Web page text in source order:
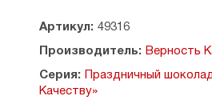
Размер: 7,3 × 14,7 × 0,7 см.
Артикул: 49316
Производитель: Верность
Серия:
Праздничный
Качеству»